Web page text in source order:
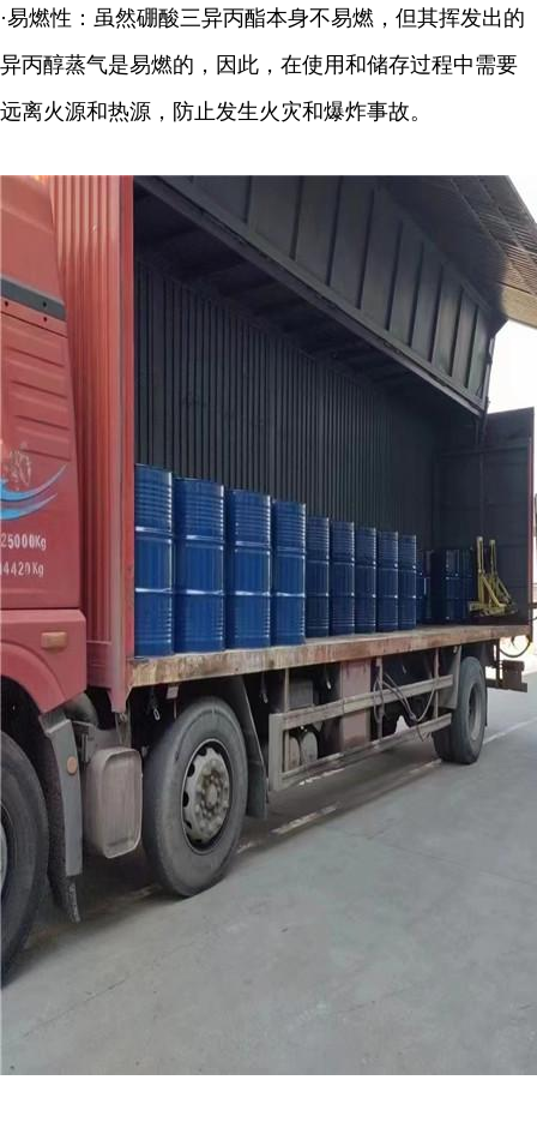
·易燃性：虽然硼酸三异丙酯本身不易燃，但其挥发出的
异丙醇蒸气是易燃的，因此，在使用和储存过程中需要
远离火源和热源，防止发生火灾和爆炸事故。